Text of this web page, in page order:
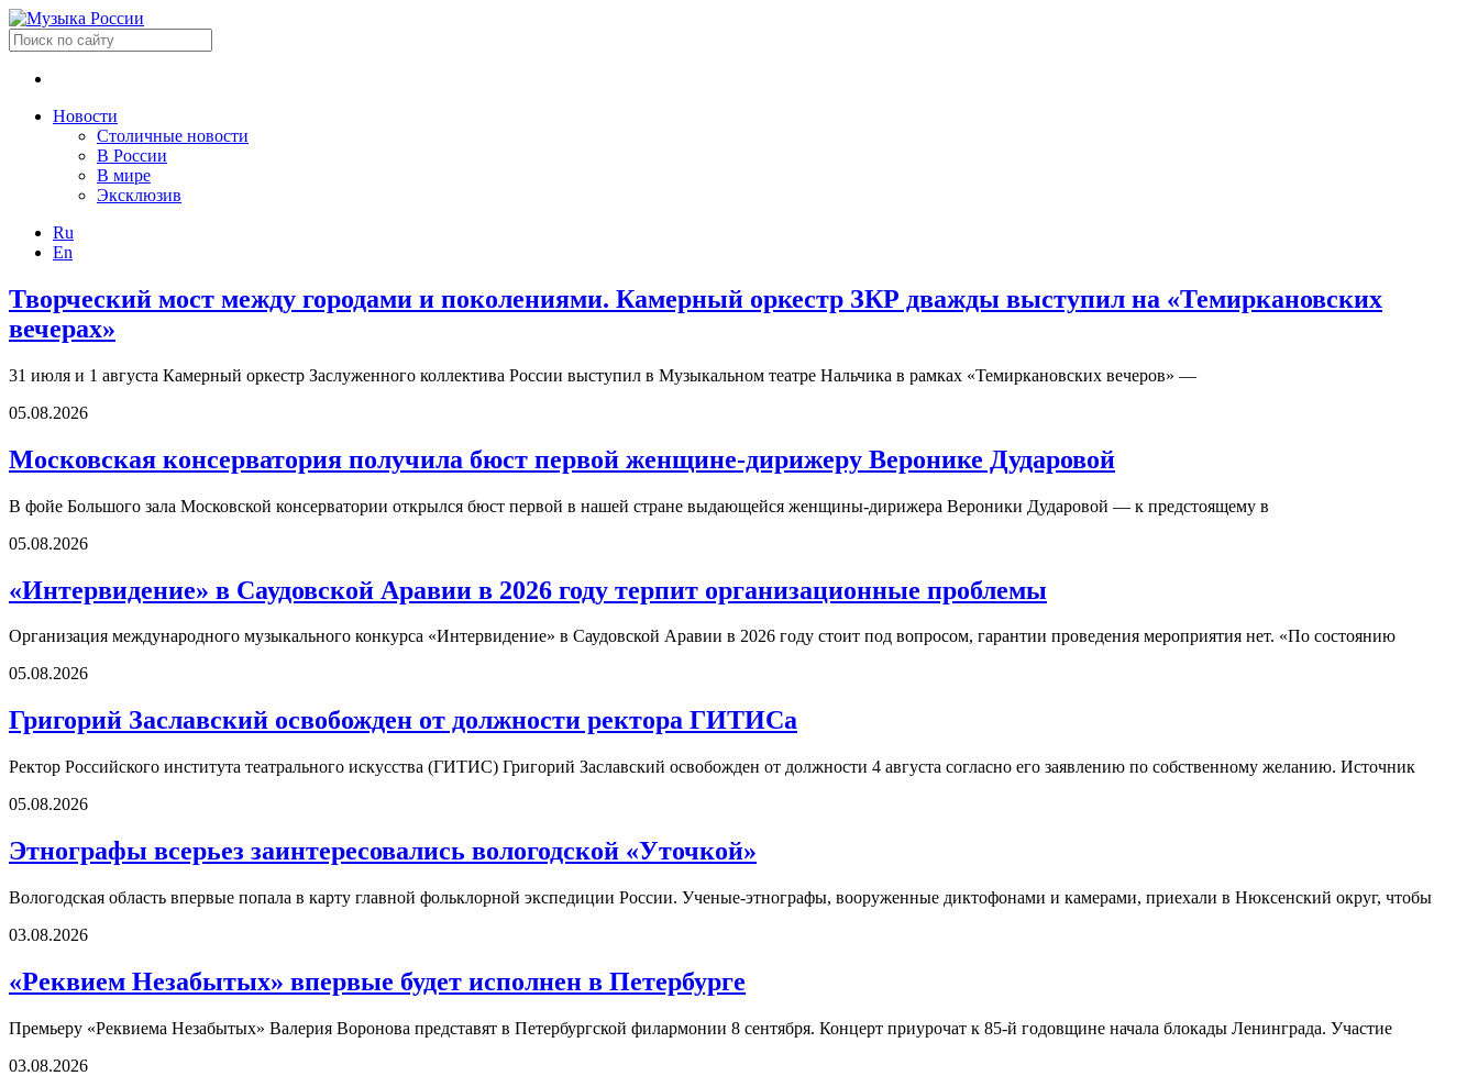
Новости
Столичные новости
В России
В мире
Эксклюзив
Ru
En
Творческий мост между городами и поколениями. Камерный оркестр ЗКР дважды выступил на «Темиркановских
вечерах»
31 июля и 1 августа Камерный оркестр Заслуженного коллектива России выступил в Музыкальном театре Нальчика в рамках «Темиркановских вечеров» —
05.08.2026
Московская консерватория получила бюст первой женщине-дирижеру Веронике Дударовой
В фойе Большого зала Московской консерватории открылся бюст первой в нашей стране выдающейся женщины-дирижера Вероники Дударовой — к предстоящему в
05.08.2026
«Интервидение» в Саудовской Аравии в 2026 году терпит организационные проблемы
Организация международного музыкального конкурса «Интервидение» в Саудовской Аравии в 2026 году стоит под вопросом, гарантии проведения мероприятия нет. «По состоянию
05.08.2026
Григорий Заславский освобожден от должности ректора ГИТИСа
Ректор Российского института театрального искусства (ГИТИС) Григорий Заславский освобожден от должности 4 августа согласно его заявлению по собственному желанию. Источник
05.08.2026
Этнографы всерьез заинтересовались вологодской «Уточкой»
Вологодская область впервые попала в карту главной фольклорной экспедиции России. Ученые-этнографы, вооруженные диктофонами и камерами, приехали в Нюксенский округ, чтобы
03.08.2026
«Реквием Незабытых» впервые будет исполнен в Петербурге
Премьеру «Реквиема Незабытых» Валерия Воронова представят в Петербургской филармонии 8 сентября. Концерт приурочат к 85-й годовщине начала блокады Ленинграда. Участие
03.08.2026